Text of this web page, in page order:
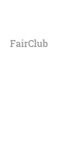
FairClub